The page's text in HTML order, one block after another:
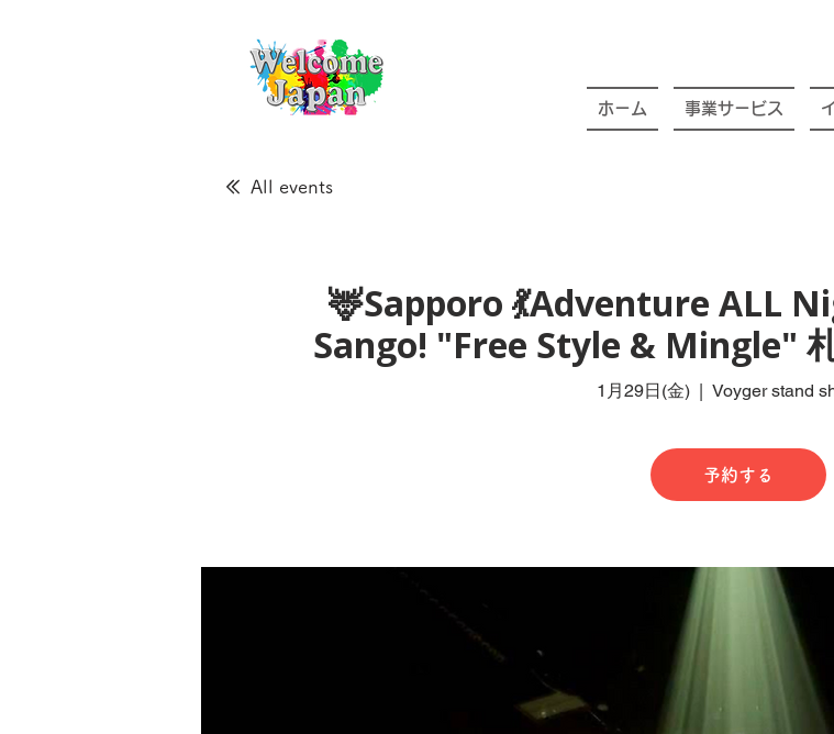
ホーム 事業サービス
All events
🦌Sapporo 💃Adventure ALL
Sango! "Free Style & Mingle"
1月29日(金)
  |
Voyger stand
予約する